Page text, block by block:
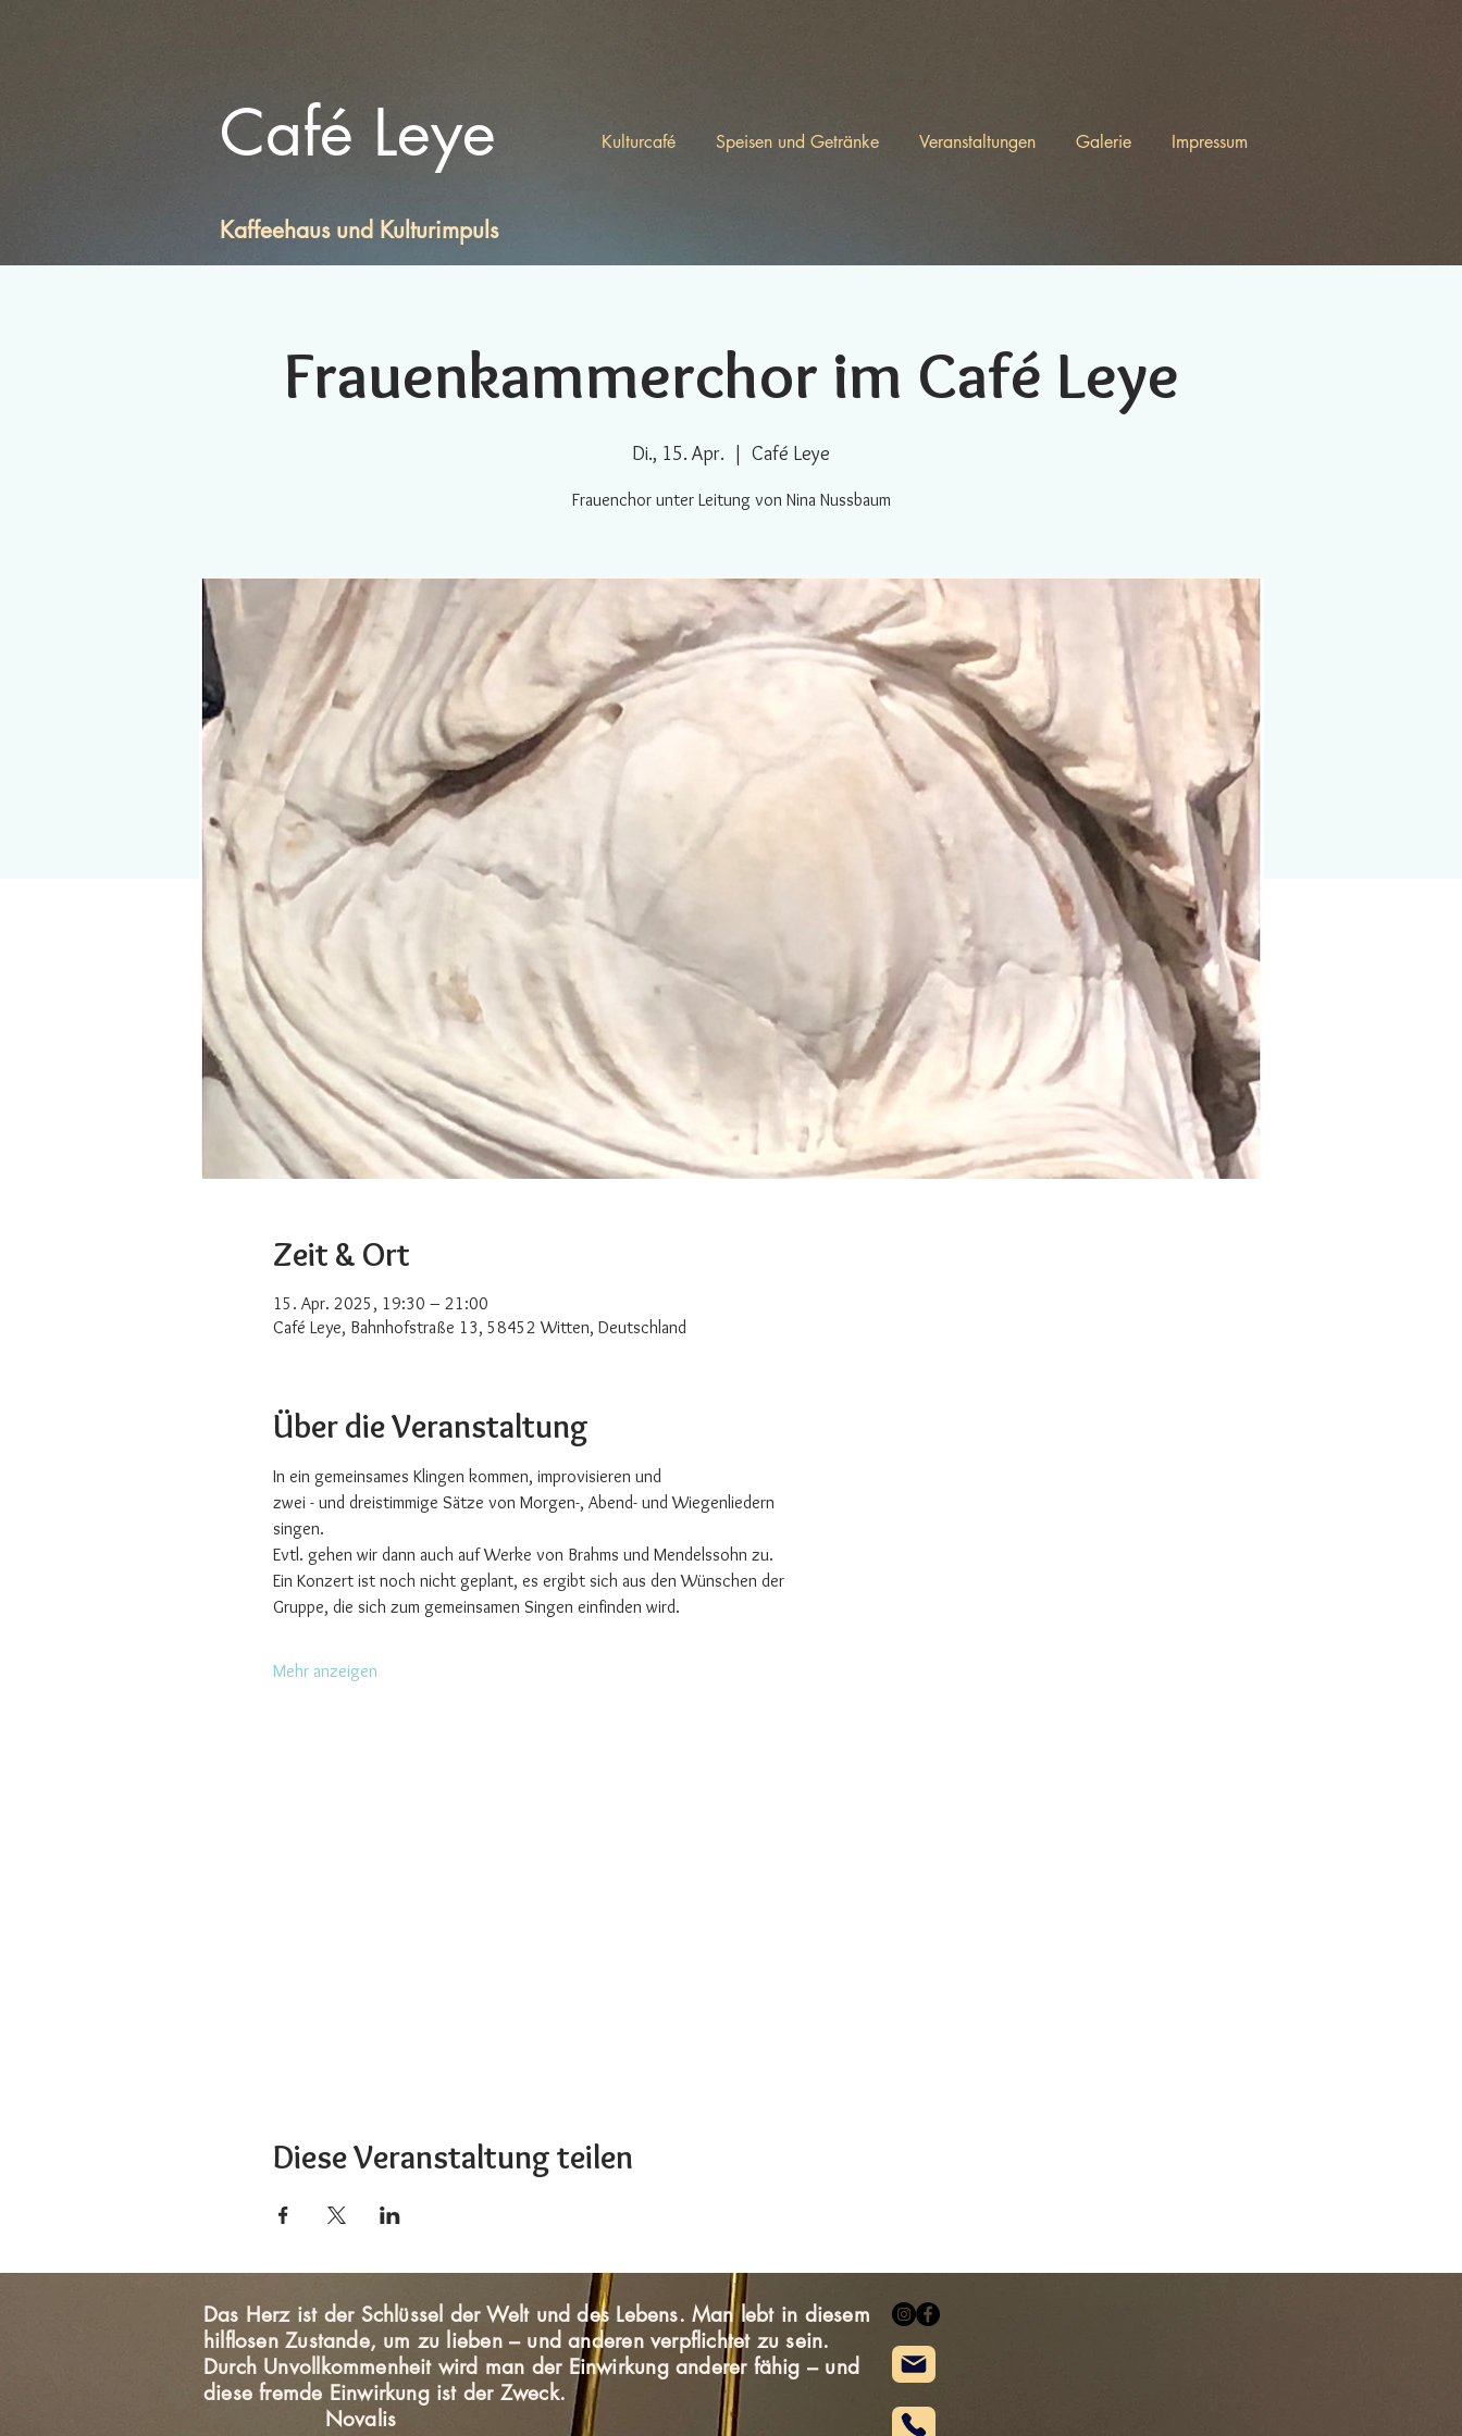
Café Leye Kulturcafé Speisen und Getränke Veranstaltungen Galerie Impressum
Kaffeehaus und Kulturimpuls
Frauenkammerchor im Café Leye
Di., 15. Apr.
  |
Café Leye
Frauenchor unter Leitung von Nina Nussbaum
Zeit & Ort
15. Apr. 2025, 19:30 – 21:00
Café Leye, Bahnhofstraße 13, 58452 Witten, Deutschland
Über die Veranstaltung
In ein gemeinsames Klingen kommen, improvisieren und
zwei - und dreistimmige Sätze von Morgen-, Abend- und Wiegenliedern
singen.
Evtl. gehen wir dann auch auf Werke von Brahms und Mendelssohn zu.
Ein Konzert ist noch nicht geplant, es ergibt sich aus den Wünschen der
Gruppe, die sich zum gemeinsamen Singen einfinden wird.
Mehr anzeigen
Diese Veranstaltung teilen
Das Herz ist der Schlüssel der Welt und des Lebens. Man lebt in diesem
hilflosen Zustande, um zu lieben – und anderen verpflichtet zu sein.
Durch Unvollkommenheit wird man der Einwirkung anderer fähig – und
diese fremde Einwirkung ist der Zweck.
Novalis